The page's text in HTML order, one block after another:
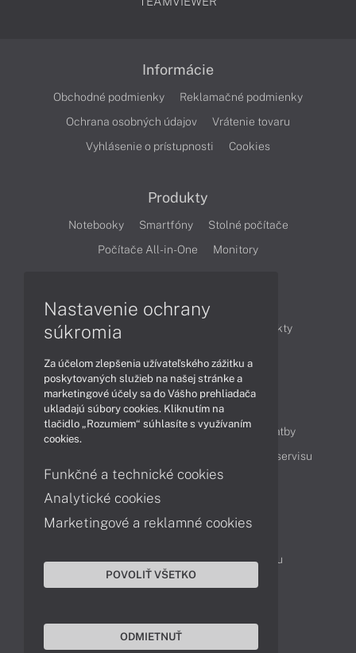
Informácie
Obchodné podmienky
Reklamačné podmienky
Ochrana osobných údajov
Vrátenie tovaru
Vyhlásenie o prístupnosti
Cookies
Produkty
Notebooky Smartfóny
Stolné počítače
Počítače All-in-One
Monitory
Články
Obchodné informácie
Produkty
Obsah
Ako nakupovať
Možnosti doručenia a platby
Cenník servisu
Kontakty
Servisné oddelenie
Reklamácia tovaru
Nastavenie ochrany
súkromia
Za účelom zlepšenia užívateľského zážitku a
poskytovaných služieb na našej stránke a
marketingové účely sa do Vášho prehliadača
ukladajú súbory cookies. Kliknutím na
tlačidlo „Rozumiem“ súhlasíte s využívaním
cookies.
Funkčné a technické cookies
Analytické cookies
Marketingové a reklamné cookies
POVOLIŤ VŠETKO
ODMIETNUŤ